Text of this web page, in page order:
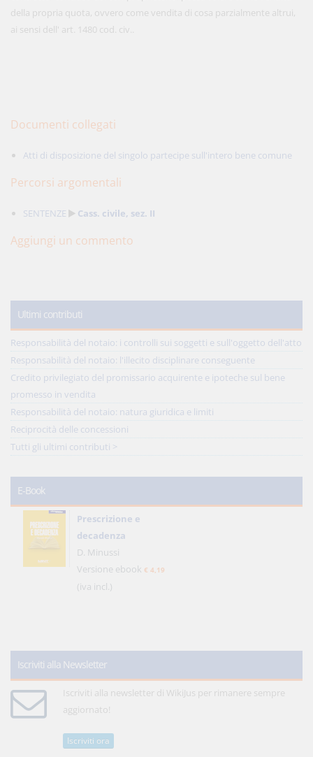
della propria quota, ovvero come vendita di cosa parzialmente altrui,
ai sensi dell' art. 1480 cod. civ..
Documenti collegati
Atti di disposizione del singolo partecipe sull'intero bene comune
Percorsi argomentali
SENTENZE Cass. civile, sez. II
Aggiungi un commento
Ultimi contributi
Responsabilità del notaio: i controlli sui soggetti e sull'oggetto dell'atto
Responsabilità del notaio: l'illecito disciplinare conseguente
Credito privilegiato del promissario acquirente e ipoteche sul bene
promesso in vendita
Responsabilità del notaio: natura giuridica e limiti
Reciprocità delle concessioni
Tutti gli ultimi contributi >
E-Book
Prescrizione e
decadenza
D. Minussi
Versione ebook € 4,19
(iva incl.)
Iscriviti alla Newsletter
Iscriviti alla newsletter di WikiJus per rimanere sempre
aggiornato!
Iscriviti ora